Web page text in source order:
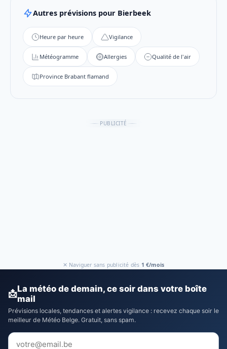
Autres prévisions pour Bierbeek
Heure par heure Vigilance
Météogramme Allergies Qualité de l'air
Province Brabant flamand
PUBLICITÉ
✕ Naviguer sans publicité dès 1 €/mois
📩La météo de demain, ce soir dans votre boîte
mail
Prévisions locales, tendances et alertes vigilance : recevez chaque soir le
meilleur de Météo Belge. Gratuit, sans spam.